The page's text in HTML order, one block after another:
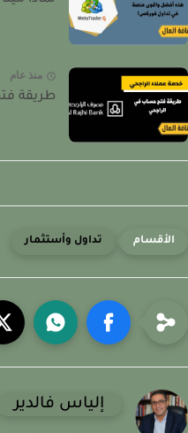
منذ عام
طريقة فتح
تداول وأستثمار
إلياس فالدير